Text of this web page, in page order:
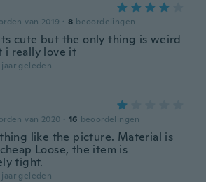
van 2019 · 8 beoordelingen
cute but the only thing is weird
i really love it
geleden
van 2020 · 16 beoordelingen
like the picture. Material is
Loose, the item is
tight.
geleden